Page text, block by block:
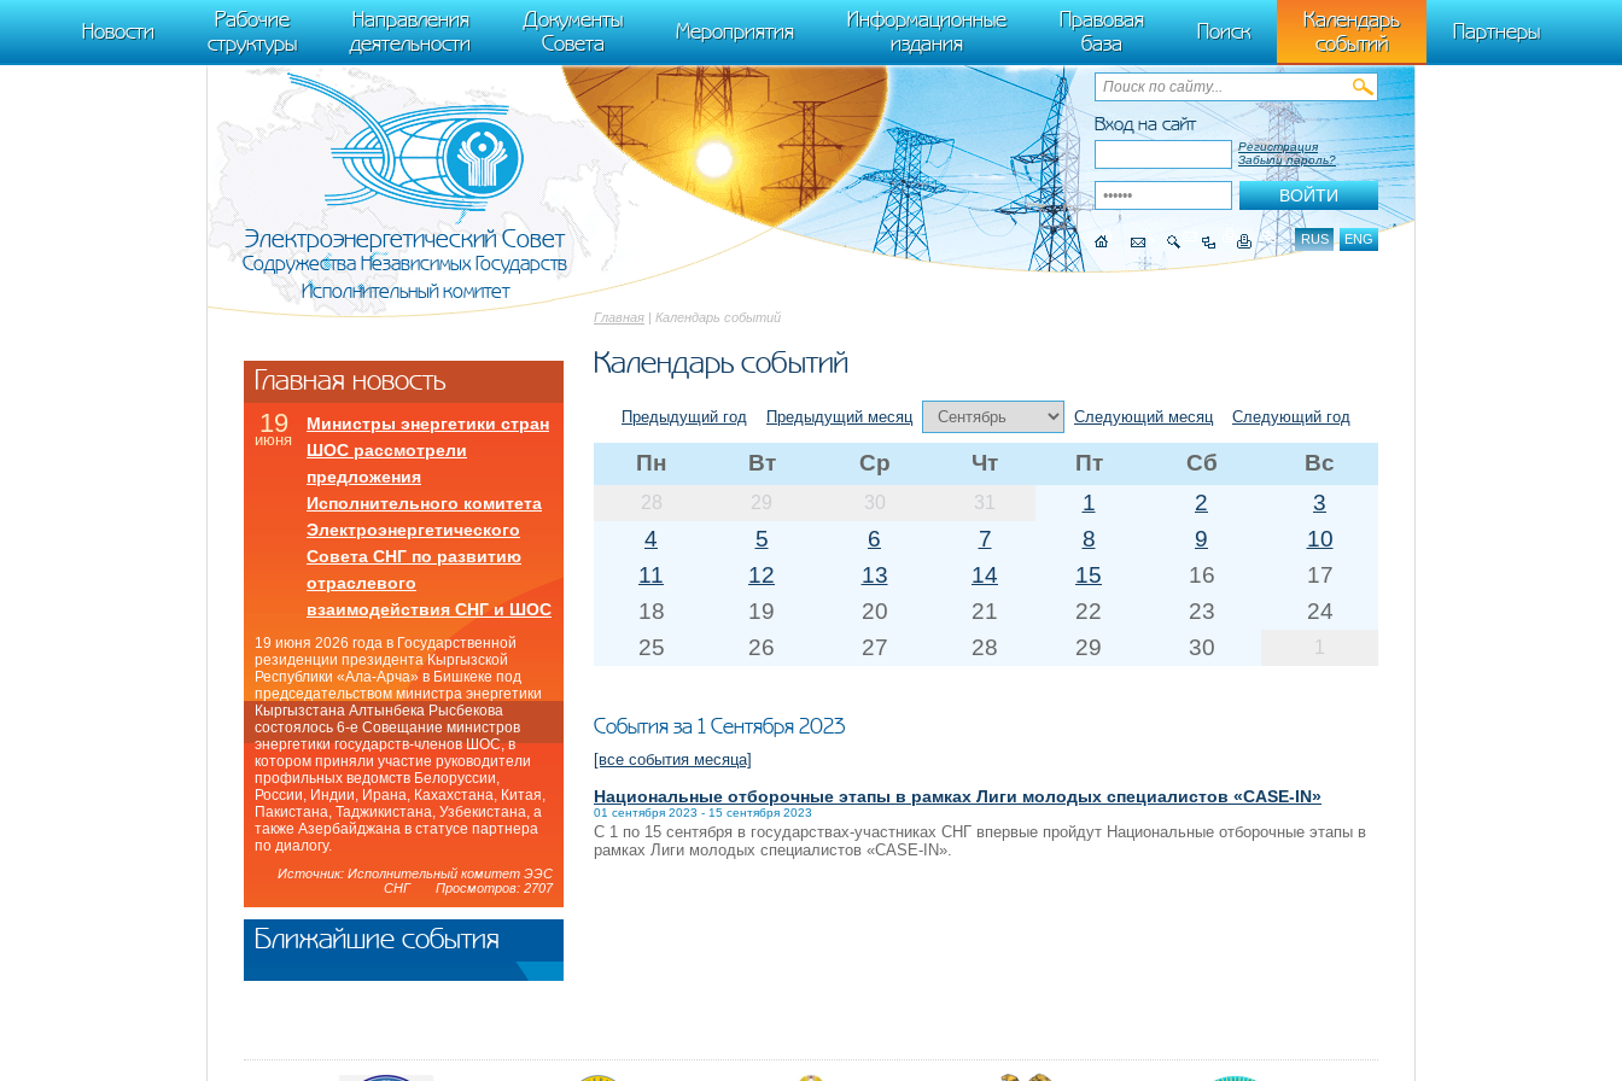
m[i].l=1*new Date(); for (var j = 0; j < document.scripts.length; j++) {if (document.scripts[j].src === r) { return; }} k=e.createElement(t),a=e.getElementsByTagName(t)[0],k.async=1,k.src=r,a.parentNode.insertBefore(k,a)}) (window,
document, "script", "https://mc.yandex.ru/metrika/tag.js", "ym"); ym(95911708, "init", { clickmap:true, trackLinks:true, accurateTrackBounce:true });
Новости
Рабочие
структуры
Направления
деятельности
Документы
Совета
Мероприятия
Информационные
издания
Правовая
база
Поиск
Календарь
событий
Партнеры
Вход на сайт
Регистрация
Забыли пароль?
RUS ENG
Электроэнергетический Совет
Содружества Независимых Государств
Исполнительный комитет
Главная | Календарь событий
Календарь событий
Предыдущий год Предыдущий месяц Следующий месяц Следующий год
Пн Вт Ср Чт Пт Сб Вс
28 29 30 31 1 2
3
4
5 6 7 8 9
10
11
12 13 14 15 16
17
18
19 20 21 22 23
24
25
26 27 28 29 30 1
События за 1 Сентября 2023
[все события месяца]
Национальные отборочные этапы в рамках Лиги молодых специалистов «CASE-IN»
01 сентября 2023 - 15 сентября 2023
С 1 по 15 сентября в государствах-участниках СНГ впервые пройдут Национальные отборочные этапы в
рамках Лиги молодых специалистов «CASE-IN».
Главная новость
19
июня
Министры энергетики стран
ШОС рассмотрели
предложения
Исполнительного комитета
Электроэнергетического
Совета СНГ по развитию
отраслевого
взаимодействия СНГ и ШОС
19 июня 2026 года в Государственной
резиденции президента Кыргызской
Республики «Ала-Арча» в Бишкеке под
председательством министра энергетики
Кыргызстана Алтынбека Рысбекова
состоялось 6-е Совещание министров
энергетики государств-членов ШОС, в
котором приняли участие руководители
профильных ведомств Белоруссии,
России, Индии, Ирана, Кахахстана, Китая,
Пакистана, Таджикистана, Узбекистана, а
также Азербайджана в статусе партнера
по диалогу.
Источник: Исполнительный комитет ЭЭС
СНГ Просмотров: 2707
Ближайшие события